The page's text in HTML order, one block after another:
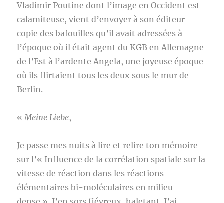
Vladimir Poutine dont l’image en Occident est
calamiteuse, vient d’envoyer à son éditeur
copie des bafouilles qu’il avait adressées à
l’époque où il était agent du KGB en Allemagne
de l’Est à l’ardente Angela, une joyeuse époque
où ils flirtaient tous les deux sous le mur de
Berlin.
«Meine Liebe,
Je passe mes nuits à lire et relire ton mémoire
sur l’« Influence de la corrélation spatiale sur la
vitesse de réaction dans les réactions
élémentaires bi-moléculaires en milieu